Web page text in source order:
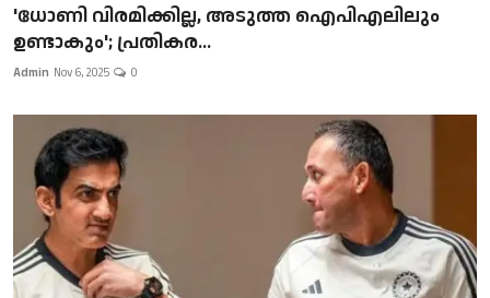
'ധോണി വിരമിക്കില്ല, അടുത്ത ഐപിഎലിലും
ഉണ്ടാകും'; പ്രതികര...
Admin Nov 6, 2025 0